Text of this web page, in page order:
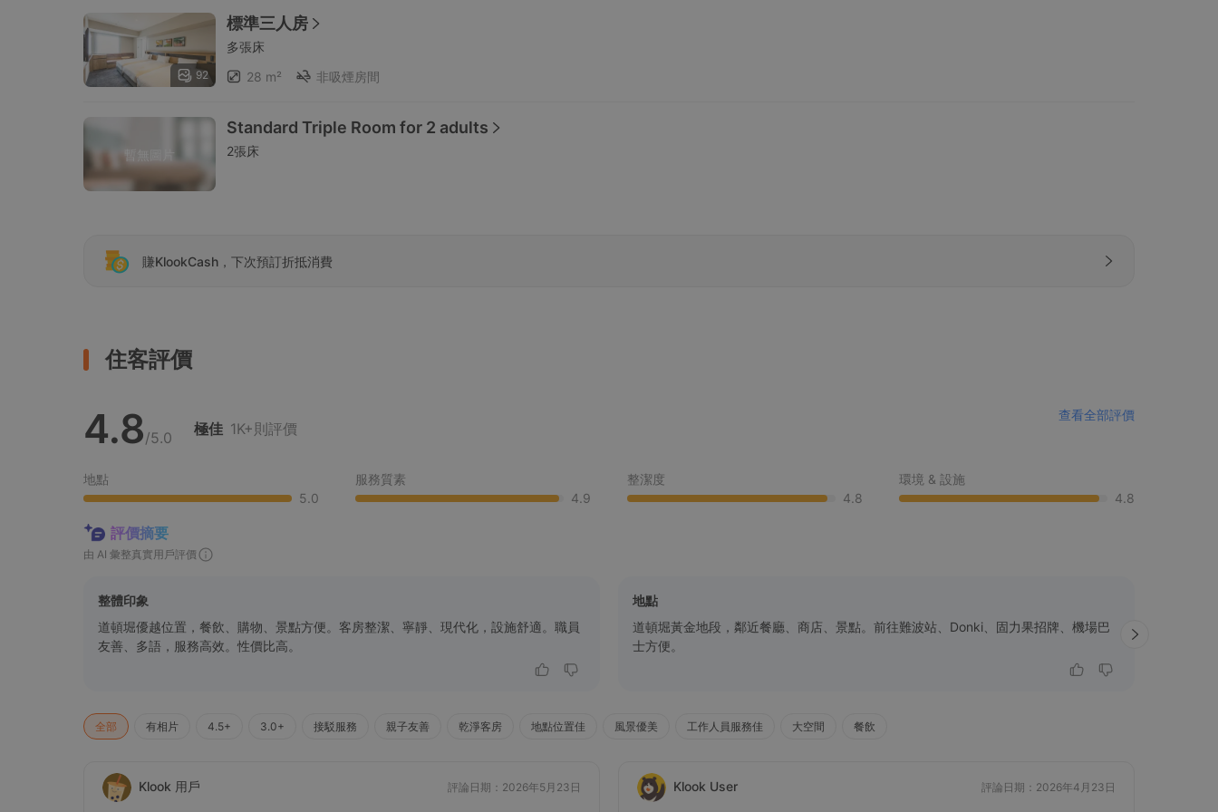
92
標準三人房
多張床
28 m²
非吸煙房間
暫無圖片
Standard Triple Room for 2 adults
2張床
賺KlookCash，下次預訂折抵消費
住客評價
查看全部評價
4.8/5.0 極佳 1K+則評價
地點
5.0
服務質素
4.9
整潔度
4.8
環境 & 設施
4.8
評價摘要
由 AI 彙整真實用戶評價
整體印象
道頓堀優越位置，餐飲、購物、景點方便。客房整潔、寧靜、現代化，設施舒適。職員
友善、多語，服務高效。性價比高。
地點
道頓堀黃金地段，鄰近餐廳、商店、景點。前往難波站、Donki、固力果招牌、機場巴
士方便。
全部 有相片 4.5+ 3.0+ 接駁服務 親子友善 乾淨客房 地點位置佳 風景優美 工作人員服務佳 大空間 餐飲
Klook 用戶 評論日期：2026年5月23日 Klook User 評論日期：2026年4月23日